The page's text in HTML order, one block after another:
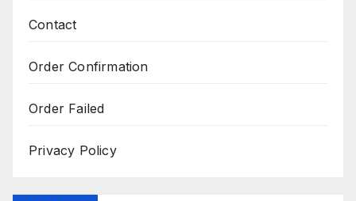
Contact
Order Confirmation
Order Failed
Privacy Policy